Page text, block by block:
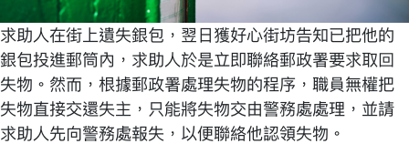
求助人在街上遺失銀包，翌日獲好心街坊告知已把他的
銀包投進郵筒內，求助人於是立即聯絡郵政署要求取回
失物。然而，根據郵政署處理失物的程序，職員無權把
失物直接交還失主，只能將失物交由警務處處理，並請
求助人先向警務處報失，以便聯絡他認領失物。